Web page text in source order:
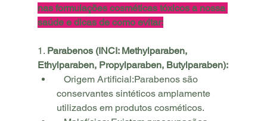
nas formulações cosméticas tóxicos a nossa
saúde e dicas de como evitar:
1. Parabenos (INCI: Methylparaben,
Ethylparaben, Propylparaben, Butylparaben):
conservantes sintéticos amplamente
utilizados em produtos cosméticos.